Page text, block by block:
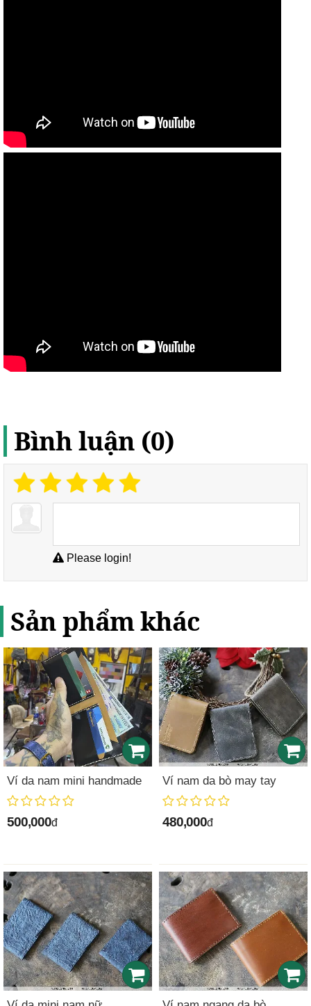
Bình luận (0)
Please login!
Sản phẩm khác
Ví da nam mini handmade
500,000đ
Ví nam da bò may tay
480,000đ